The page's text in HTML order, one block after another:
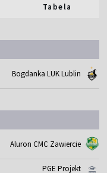
Tabela
Bogdanka LUK Lublin
Aluron CMC Zawiercie
PGE Projekt